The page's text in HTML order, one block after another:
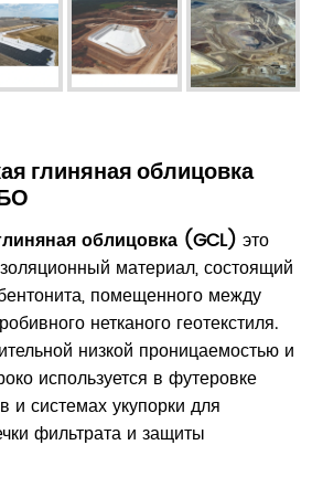
глиняная облицовка
облицовка (GCL) это
материал, состоящий
помещенного между
нетканого геотекстиля.
низкой проницаемостью и
используется в футеровке
и системах укупорки для
фильтрата и защиты